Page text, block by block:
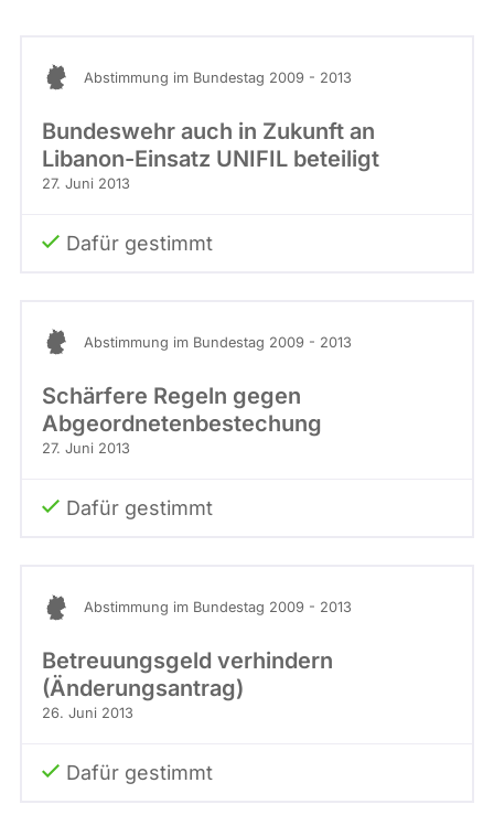
werden.Abstimmung im Bundestag 2009 - 2013
Bundeswehr auch in Zukunft an
Libanon-Einsatz UNIFIL beteiligt
27. Juni 2013
Dafür gestimmt
Abstimmung im Bundestag 2009 - 2013
Schärfere Regeln gegen
Abgeordnetenbestechung
27. Juni 2013
Dafür gestimmt
Abstimmung im Bundestag 2009 - 2013
Betreuungsgeld verhindern
(Änderungsantrag)
26. Juni 2013
Dafür gestimmt